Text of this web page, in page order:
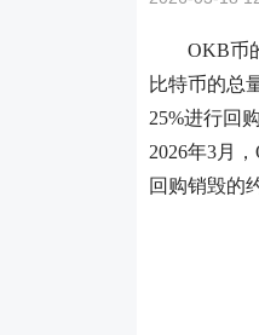
OKB币
比特币的总
25%进行回
2026年3月
回购销毁的